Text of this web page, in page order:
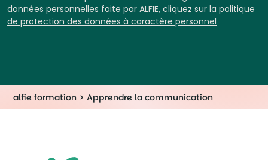
données personnelles faite par ALFIE, cliquez sur la politique
de protection des données à caractère personnel
alfie formation > Apprendre la communication